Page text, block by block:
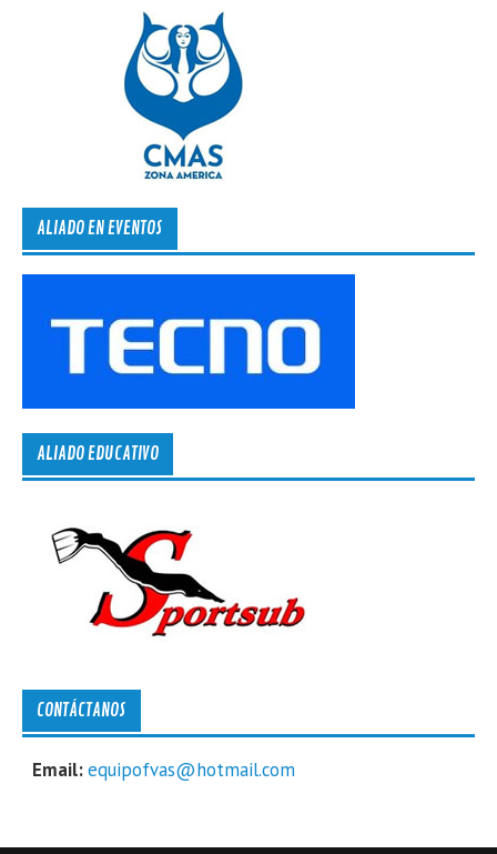
ALIADO EN EVENTOS
ALIADO EDUCATIVO
CONTÁCTANOS
Email:equipofvas@hotmail.com